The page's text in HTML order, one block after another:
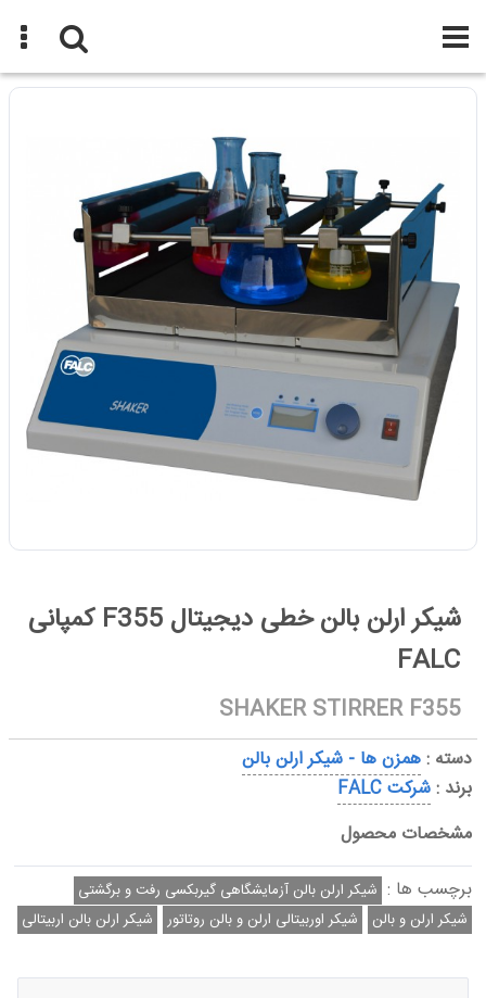
شیکر ارلن بالن خطی دیجیتال F355 کمپانی
FALC
SHAKER STIRRER F355
دسته :همزن ها - شیکر ارلن بالن
برند :شرکت FALC
مشخصات محصول
برچسب ها : شیکر ارلن بالن آزمایشگاهی گیربکسی رفت و برگشتی
شیکر ارلن و بالن
شیکر اوربیتالی ارلن و بالن روتاتور شیکر ارلن بالن اربیتالی